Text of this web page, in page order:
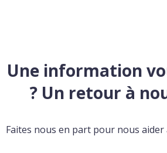
Une information
? Un retour à
Faites nous en part pour nous aider